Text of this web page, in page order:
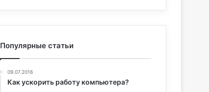
Популярные статьи
09.07.2016
Как ускорить работу компьютера?